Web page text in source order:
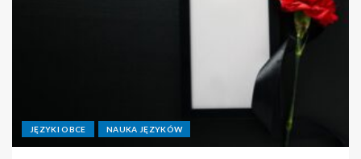
JĘZYKI OBCE NAUKA JĘZYKÓW